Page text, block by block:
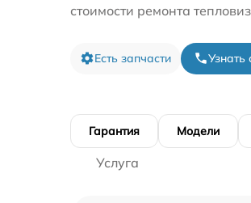
стоимости ремонта
Есть запчасти Узнать
Гарантия Модели
Услуга